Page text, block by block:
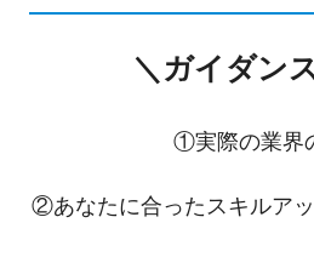
＼ガイダン
①実際の業界
②あなたに合ったスキルア